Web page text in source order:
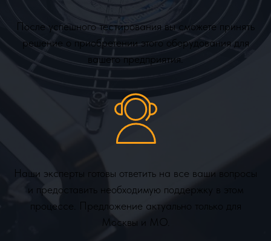
После успешного тестирования вы сможете принять
решение о приобретении этого оборудования для
вашего предприятия.
Наши эксперты готовы ответить на все ваши вопросы
и предоставить необходимую поддержку в этом
процессе. Предложение актуально только для
Москвы и МО.